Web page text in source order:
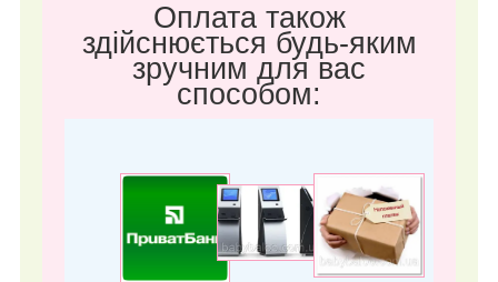
Оплата також
здійснюється будь-яким
зручним для вас
способом: